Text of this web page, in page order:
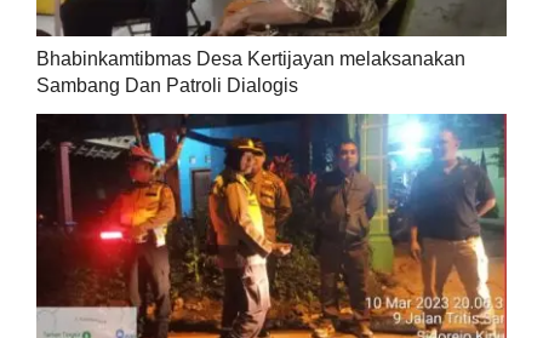
Bhabinkamtibmas Desa Kertijayan melaksanakan
Sambang Dan Patroli Dialogis